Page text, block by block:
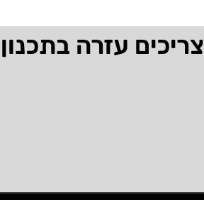
צריכים עזרה